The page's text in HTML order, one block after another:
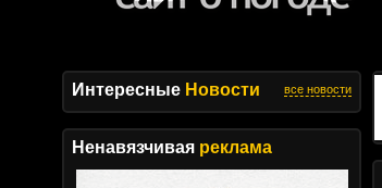
Интересные Новости все новости
Ненавязчивая реклама